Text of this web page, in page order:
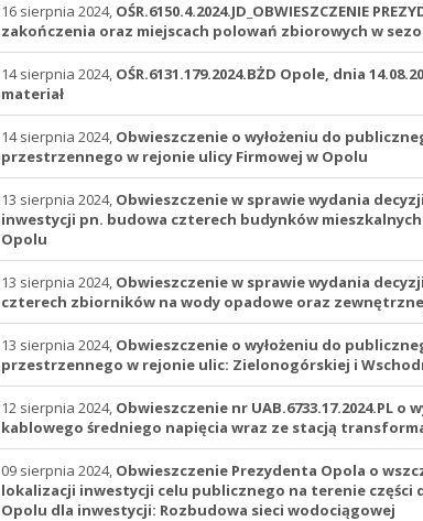
16 sierpnia 2024, OŚR.6150.4.2024.JD_OBWIESZCZENIE
zakończenia oraz miejscach polowań zbiorowych w
14 sierpnia 2024, OŚR.6131.179.2024.BŻD Opole, dnia
materiał
14 sierpnia 2024, Obwieszczenie o wyłożeniu do
przestrzennego w rejonie ulicy Firmowej w Opolu
13 sierpnia 2024, Obwieszczenie w sprawie wydania
inwestycji pn. budowa czterech budynków
Opolu
13 sierpnia 2024, Obwieszczenie w sprawie wydania
czterech zbiorników na wody opadowe oraz
13 sierpnia 2024, Obwieszczenie o wyłożeniu do
przestrzennego w rejonie ulic: Zielonogórskiej i
12 sierpnia 2024, Obwieszczenie nr UAB.6733.17.2024.PL
kablowego średniego napięcia wraz ze stacją
09 sierpnia 2024, Obwieszczenie Prezydenta Opola o
lokalizacji inwestycji celu publicznego na terenie części
Opolu dla inwestycji: Rozbudowa sieci wodociągowej